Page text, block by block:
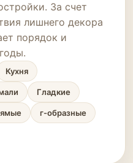
За счет
лишнего декора
порядок и
Кухня
Гладкие
г-образные